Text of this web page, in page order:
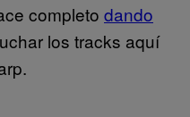
completo dando
los tracks aquí